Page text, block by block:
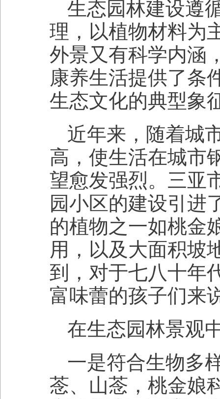
生态园林建设遵
理，以植物材料为
外景又有科学内涵
康养生活提供了条
生态文化的典型象
近年来，随着城
高，使生活在城市
望愈发强烈。三亚
园小区的建设引进
的植物之一如桃金
用，以及大面积坡
到，对于七八十年
富味蕾的孩子们来
在生态园林景观
一是符合生物多
菍、山菍，桃金娘